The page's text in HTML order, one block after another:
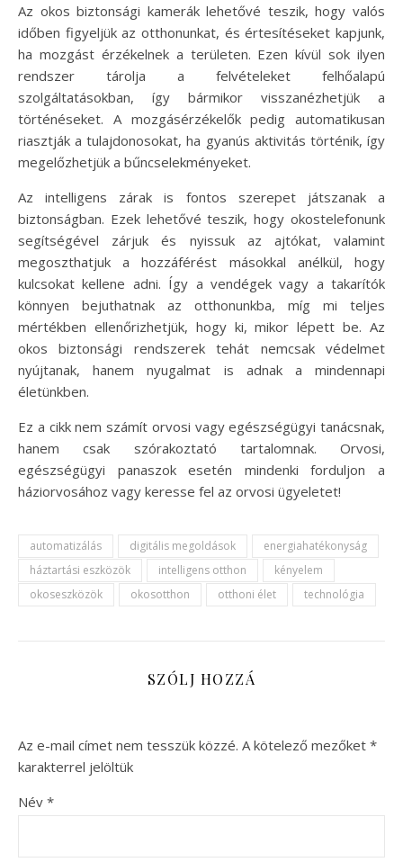
Az okos biztonsági kamerák lehetővé teszik, hogy valós
időben figyeljük az otthonunkat, és értesítéseket kapjunk,
ha mozgást érzékelnek a területen. Ezen kívül sok ilyen
rendszer tárolja a felvételeket felhőalapú
szolgáltatásokban, így bármikor visszanézhetjük a
történéseket. A mozgásérzékelők pedig automatikusan
riasztják a tulajdonosokat, ha gyanús aktivitás történik, így
megelőzhetjük a bűncselekményeket.
Az intelligens zárak is fontos szerepet játszanak a
biztonságban. Ezek lehetővé teszik, hogy okostelefonunk
segítségével zárjuk és nyissuk az ajtókat, valamint
megoszthatjuk a hozzáférést másokkal anélkül, hogy
kulcsokat kellene adni. Így a vendégek vagy a takarítók
könnyen bejuthatnak az otthonunkba, míg mi teljes
mértékben ellenőrizhetjük, hogy ki, mikor lépett be. Az
okos biztonsági rendszerek tehát nemcsak védelmet
nyújtanak, hanem nyugalmat is adnak a mindennapi
életünkben.
Ez a cikk nem számít orvosi vagy egészségügyi tanácsnak,
hanem csak szórakoztató tartalomnak. Orvosi,
egészségügyi panaszok esetén mindenki forduljon a
háziorvosához vagy keresse fel az orvosi ügyeletet!
automatizálás digitális megoldások
energiahatékonyság
háztartási eszközök
intelligens otthon
kényelem
okoseszközök
okosotthon otthoni élet technológia
SZÓLJ HOZZÁ
Az e-mail címet nem tesszük közzé. A kötelező mezőket *
karakterrel jelöltük
Név *